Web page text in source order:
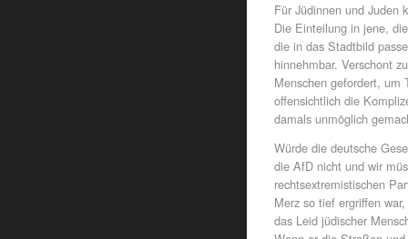
Für Jüdinnen und Juden
Die Einteilung in jene,
die in das Stadtbild
hinnehmbar. Verschont
Menschen gefordert, um
offensichtlich die
damals unmöglich
Würde die deutsche
die AfD nicht und wir
rechtsextremistischen
Merz so tief ergriffen
das Leid jüdischer